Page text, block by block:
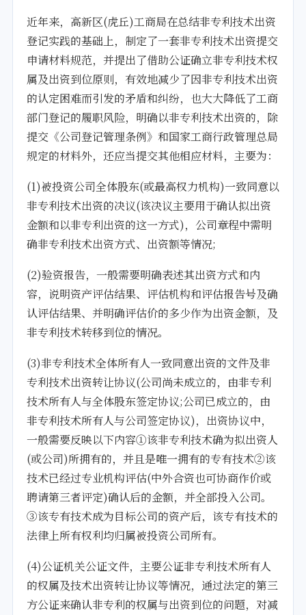
近年来，高新区(虎丘)工商局在总结非专利技术出资
登记实践的基础上，制定了一套非专利技术出资提交
申请材料规范，并提出了借助公证确立非专利技术权
属及出资到位原则，有效地减少了因非专利技术出资
的认定困难而引发的矛盾和纠纷，也大大降低了工商
部门登记的履职风险，明确以非专利技术出资的，除
提交《公司登记管理条例》和国家工商行政管理总局
规定的材料外，还应当提交其他相应材料，主要为：
(1)被投资公司全体股东(或最高权力机构)一致同意以
非专利技术出资的决议(该决议主要用于确认拟出资
金额和以非专利出资的这一方式)，公司章程中需明
确非专利技术出资方式、出资额等情况;
(2)验资报告，一般需要明确表述其出资方式和内
容，说明资产评估结果、评估机构和评估报告号及确
认评估结果、并明确评估价的多少作为出资金额，及
非专利技术转移到位的情况。
(3)非专利技术全体所有人一致同意出资的文件及非
专利技术出资转让协议(公司尚未成立的，由非专利
技术所有人与全体股东签定协议;公司已成立的，由
非专利技术所有人与公司签定协议)，出资协议中，
一般需要反映以下内容①该非专利技术确为拟出资人
(或公司)所拥有的，并且是唯一拥有的专有技术②该
技术已经过专业机构评估(中外合资也可协商作价或
聘请第三者评定)确认后的金额，并全部投入公司。
③该专有技术成为目标公司的资产后，该专有技术的
法律上所有权利均归属被投资公司所有。
(4)公证机关公证文件，主要公证非专利技术所有人
的权属及技术出资转让协议等情况，通过法定的第三
方公证来确认非专利的权属与出资到位的问题，对减